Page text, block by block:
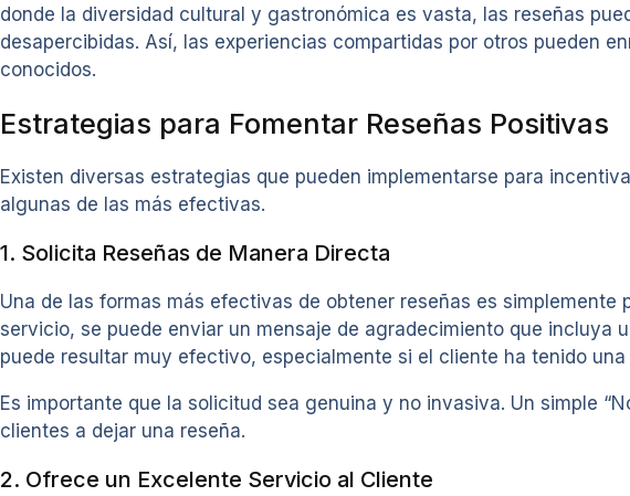
donde la diversidad cultural y gastronómica es vasta, las reseñas
desapercibidas. Así, las experiencias compartidas por otros pueden
conocidos.
Estrategias para Fomentar Reseñas Positivas
Existen diversas estrategias que pueden implementarse para
algunas de las más efectivas.
1. Solicita Reseñas de Manera Directa
Una de las formas más efectivas de obtener reseñas es
servicio, se puede enviar un mensaje de agradecimiento que incluya
puede resultar muy efectivo, especialmente si el cliente ha tenido
Es importante que la solicitud sea genuina y no invasiva. Un simple
clientes a dejar una reseña.
2. Ofrece un Excelente Servicio al Cliente